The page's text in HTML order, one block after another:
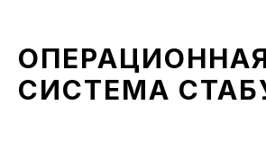
СИСТЕМА